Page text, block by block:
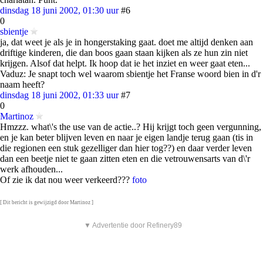
dinsdag 18 juni 2002, 01:30 uur #6
0
sbientje
ja, dat weet je als je in hongerstaking gaat. doet me altijd denken aan
driftige kinderen, die dan boos gaan staan kijken als ze hun zin niet
krijgen. Alsof dat helpt. Ik hoop dat ie het inziet en weer gaat eten...
Vaduz: Je snapt toch wel waarom sbientje het Franse woord bien in d'r
naam heeft?
dinsdag 18 juni 2002, 01:33 uur #7
0
Martinoz
Hmzzz. what\'s the use van de actie..? Hij krijgt toch geen vergunning,
en je kan beter blijven leven en naar je eigen landje terug gaan (tis in
die regionen een stuk gezelliger dan hier tog??) en daar verder leven
dan een beetje niet te gaan zitten eten en die vetrouwensarts van d\'r
werk afhouden...
Of zie ik dat nou weer verkeerd??? foto
[ Dit bericht is gewijzigd door Martinoz ]
▼ Advertentie door Refinery89